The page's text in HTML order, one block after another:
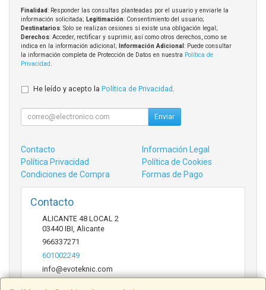
Finalidad: Responder las consultas planteadas por el usuario y enviarle la
información solicitada; Legitimación: Consentimiento del usuario;
Destinatarios: Solo se realizan cesiones si existe una obligación legal;
Derechos: Acceder, rectificar y suprimir, así como otros derechos, como se
indica en la información adicional;
Información Adicional : Puede consultar
la información completa de Protección de Datos en nuestra Política de
Privacidad
He leído y acepto la Política de Privacidad
Enviar
Contacto
Información Legal
Política Privacidad
Política de Cookies
Condiciones de Compra
Formas de Pago
Contacto
ALICANTE 48 LOCAL 2
03440 IBI Alicante
966337271
601002249
info@evoteknic.com